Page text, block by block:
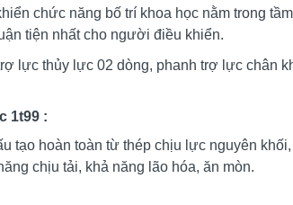
chức năng bố trí khoa học nằm trong
tiện nhất cho người điều khiển.
lực thủy lực 02 dòng, phanh trợ lực chân
1t99 :
tạo hoàn toàn từ thép chịu lực nguyên
chịu tải, khả năng lão hóa, ăn mòn.